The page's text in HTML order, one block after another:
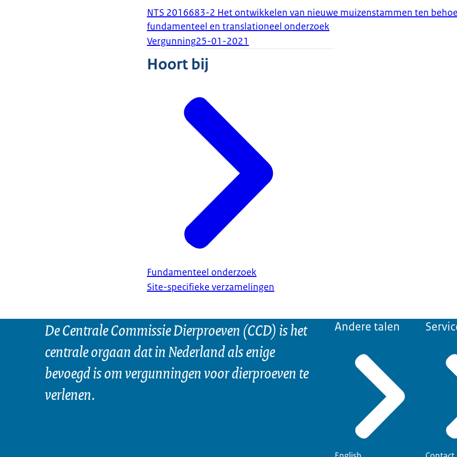
NTS 2016683-2 Het ontwikkelen van nieuwe muizenstammen ten
fundamenteel en translationeel onderzoek
Vergunning25-01-2021
Hoort bij
Fundamenteel onderzoek
Site-specifieke verzamelingen
De Centrale Commissie Dierproeven (CCD) is het
centrale orgaan dat in Nederland als enige
bevoegd is om vergunningen voor dierproeven te
verlenen.
Andere talen